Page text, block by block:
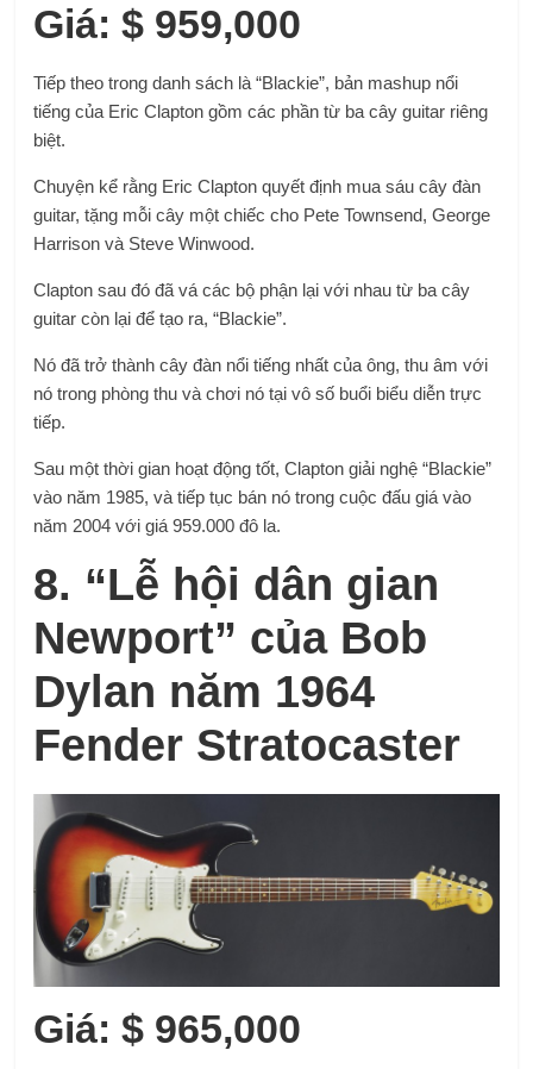
Giá: $ 959,000
Tiếp theo trong danh sách là “Blackie”, bản mashup nổi
tiếng của Eric Clapton gồm các phần từ ba cây guitar riêng
biệt.
Chuyện kể rằng Eric Clapton quyết định mua sáu cây đàn
guitar, tặng mỗi cây một chiếc cho Pete Townsend, George
Harrison và Steve Winwood.
Clapton sau đó đã vá các bộ phận lại với nhau từ ba cây
guitar còn lại để tạo ra, “Blackie”.
Nó đã trở thành cây đàn nổi tiếng nhất của ông, thu âm với
nó trong phòng thu và chơi nó tại vô số buổi biểu diễn trực
tiếp.
Sau một thời gian hoạt động tốt, Clapton giải nghệ “Blackie”
vào năm 1985, và tiếp tục bán nó trong cuộc đấu giá vào
năm 2004 với giá 959.000 đô la.
8. “Lễ hội dân gian
Newport” của Bob
Dylan năm 1964
Fender Stratocaster
Giá: $ 965,000